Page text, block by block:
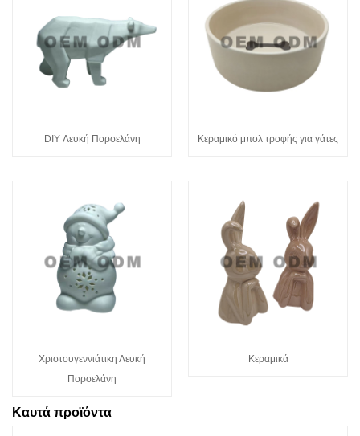
DIY Λευκή Πορσελάνη Κεραμικό μπολ τροφής για γάτες
Χριστουγεννιάτικη Λευκή
Πορσελάνη
Κεραμικά
Καυτά προϊόντα